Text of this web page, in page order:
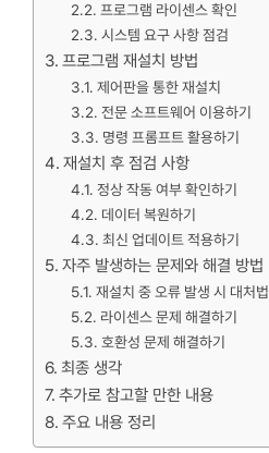
프로그램 라이센스 확인
시스템 요구 사항 점검
프로그램 재설치 방법
제어판을 통한 재설치
전문 소프트웨어 이용하기
명령 프롬프트 활용하기
재설치 후 점검 사항
정상 작동 여부 확인하기
데이터 복원하기
최신 업데이트 적용하기
자주 발생하는 문제와 해결 방법
재설치 중 오류 발생 시 대처법
라이센스 문제 해결하기
호환성 문제 해결하기
최종 생각
추가로 참고할 만한 내용
주요 내용 정리